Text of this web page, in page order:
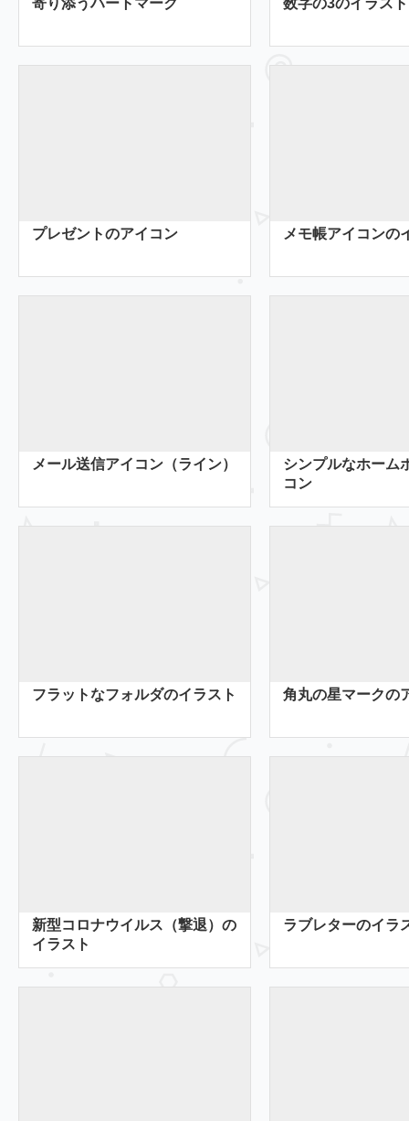
寄り添うハートマーク 数字の3のイラスト
プレゼントのアイコン メモ帳アイコンの
メール送信アイコン（ライン）
シンプルなホーム
コン
フラットなフォルダのイラスト 角丸の星マークの
新型コロナウイルス（撃退）の
イラスト
ラブレターのイラ